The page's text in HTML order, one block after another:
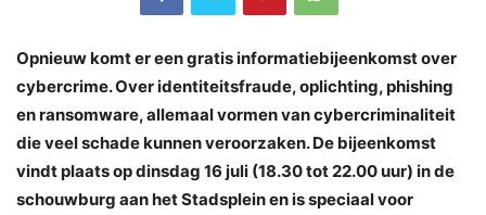
Opnieuw komt er een gratis informatiebijeenkomst over
cybercrime. Over identiteitsfraude, oplichting, phishing
en ransomware, allemaal vormen van cybercriminaliteit
die veel schade kunnen veroorzaken. De bijeenkomst
vindt plaats op dinsdag 16 juli (18.30 tot 22.00 uur) in de
schouwburg aan het Stadsplein en is speciaal voor